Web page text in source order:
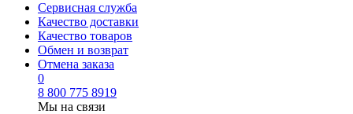
Сервисная служба
Качество доставки
Качество товаров
Обмен и возврат
Отмена заказа
0
8 800 775 8919
Мы на связи